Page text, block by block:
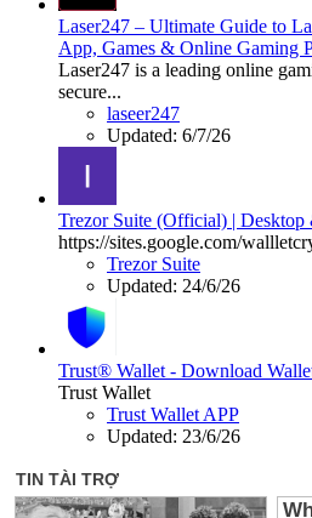
Laser247 – Ultimate Guide to
App, Games & Online Gaming
Laser247 is a leading online
secure...
laseer247
Updated: 6/7/26
Trezor Suite (Official) |
https://sites.google.com/
Trezor Suite
Updated: 24/6/26
Trust® Wallet - Download
Trust Wallet
Trust Wallet APP
Updated: 23/6/26